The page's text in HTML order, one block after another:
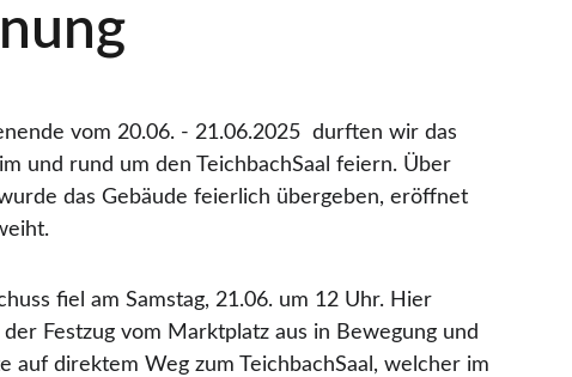
vom 20.06. - 21.06.2025  durften wir das
und rund um den TeichbachSaal feiern. Über
das Gebäude feierlich übergeben, eröffnet
fiel am Samstag, 21.06. um 12 Uhr. Hier
Festzug vom Marktplatz aus in Bewegung und
auf direktem Weg zum TeichbachSaal, welcher im